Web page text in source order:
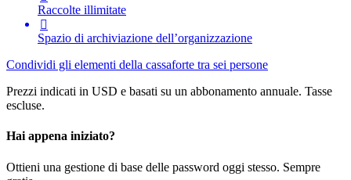
Raccolte illimitate

Spazio di archiviazione dell’organizzazione
Condividi gli elementi della cassaforte tra sei persone
Prezzi indicati in USD e basati su un abbonamento annuale. Tasse
escluse.
Hai appena iniziato?
Ottieni una gestione di base delle password oggi stesso. Sempre